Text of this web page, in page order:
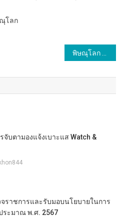
โลก
บตามองแจ้งเบาะแส Watch &
ราชการและรับมอบนโยบายในการ
ระมาณ พ.ศ. 2567